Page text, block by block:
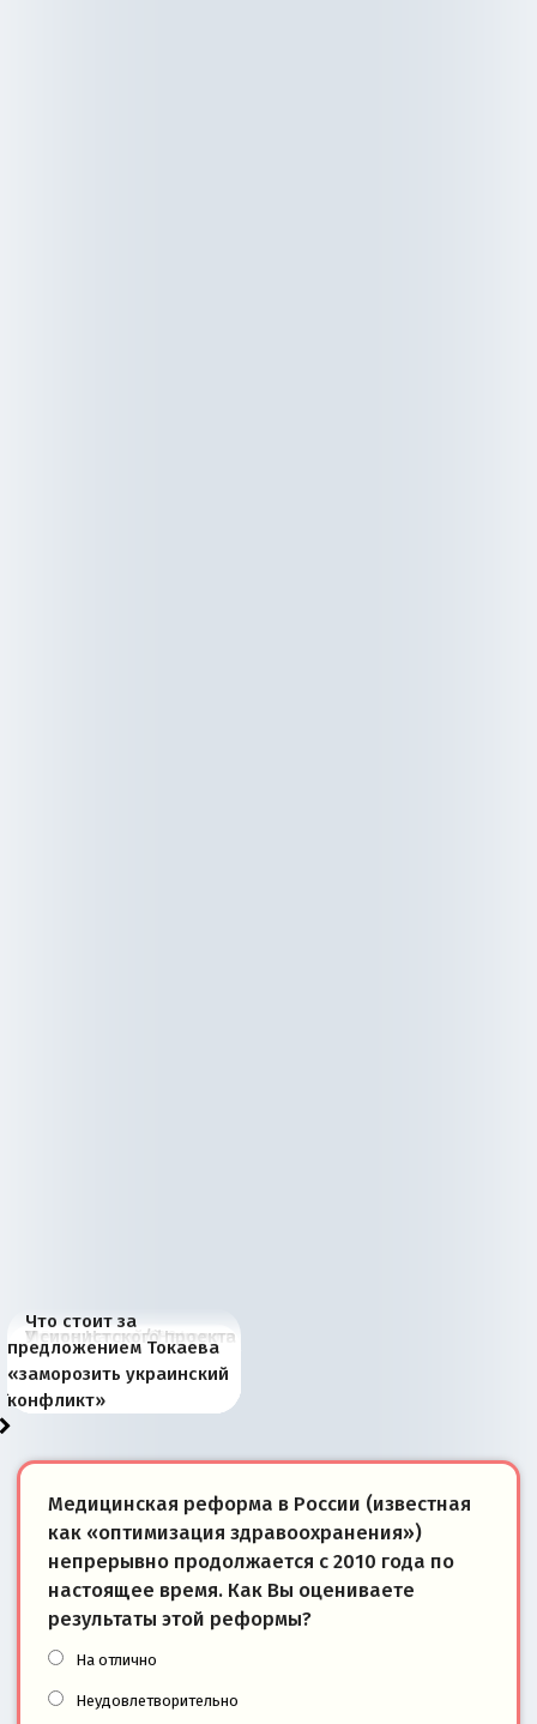
В России назрели
перемены: 15 шагов к
суверенной экономике
Миграционный пожар
Европы
Россия начинает
сбрасывать балласт
Анкориджа
Россия зимой 1904
года: первые уступки во
внутренней политике
Русская нация вчера и
сегодня
Почему правый крах в
Варшаве не поможет её
отношениям с Россией?
Место Науру / Науэро в
современной истории
Южной Осетии
У сионистского проекта
появилось украинское
измерение
Что стоит за
предложением Токаева
«заморозить украинский
конфликт»
Медицинская реформа в России (известная
как «оптимизация здравоохранения»)
непрерывно продолжается с 2010 года по
настоящее время. Как Вы оцениваете
результаты этой реформы?
На отлично
Неудовлетворительно